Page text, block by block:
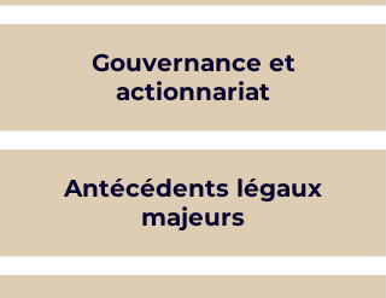
Gouvernance et
actionnariat
Antécédents légaux
majeurs